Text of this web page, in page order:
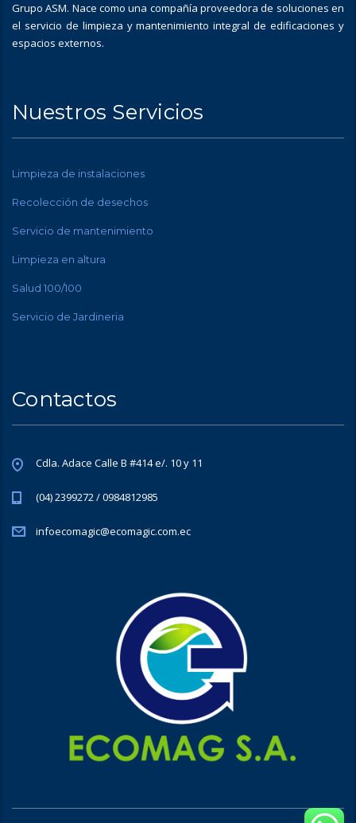
Grupo ASM. Nace como una compañía proveedora de soluciones en
el servicio de limpieza y mantenimiento integral de edificaciones y
espacios externos.
Nuestros Servicios
Limpieza de instalaciones
Recolección de desechos
Servicio de mantenimiento
Limpieza en altura
Salud 100/100
Servicio de Jardineria
Contactos
Cdla. Adace Calle B #414 e/. 10 y 11
(04) 2399272 / 0984812985
infoecomagic@ecomagic.com.ec